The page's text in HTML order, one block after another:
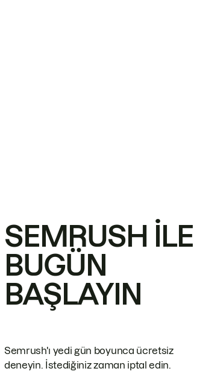
SEMRUSH ILE
BUGÜN
BAŞLAYIN
Semrush'ı yedi gün boyunca ücretsiz
deneyin. İstediğiniz zaman iptal edin.